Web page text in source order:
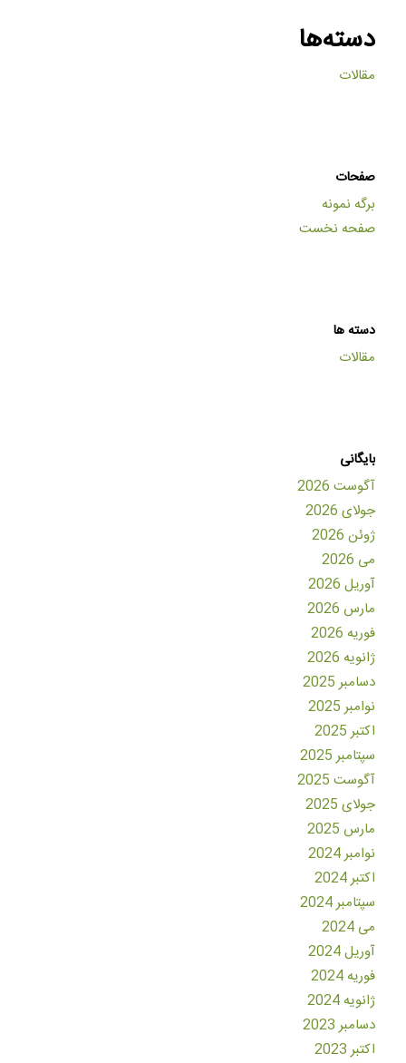
دسته‌ها
مقالات
صفحات
برگه نمونه
صفحه نخست
دسته ها
مقالات
بایگانی
آگوست 2026
جولای 2026
ژوئن 2026
می 2026
آوریل 2026
مارس 2026
فوریه 2026
ژانویه 2026
دسامبر 2025
نوامبر 2025
اکتبر 2025
سپتامبر 2025
آگوست 2025
جولای 2025
مارس 2025
نوامبر 2024
اکتبر 2024
سپتامبر 2024
می 2024
آوریل 2024
فوریه 2024
ژانویه 2024
دسامبر 2023
اکتبر 2023